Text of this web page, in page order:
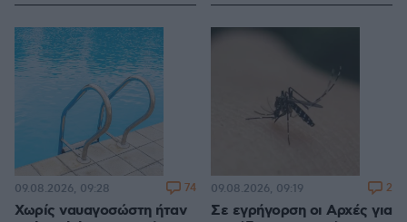
Χωρίς ναυαγοσώστη ήταν
09.08.2026, 09:28 74
Σε εγρήγορση οι Αρχές για
09.08.2026, 09:19 2